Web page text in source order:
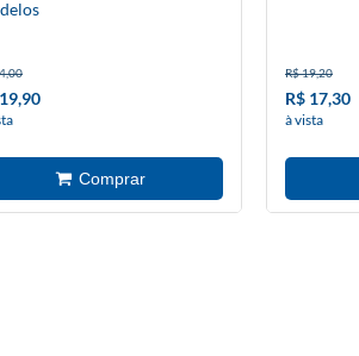
R$ 19,20
R$ 17,30
à vista